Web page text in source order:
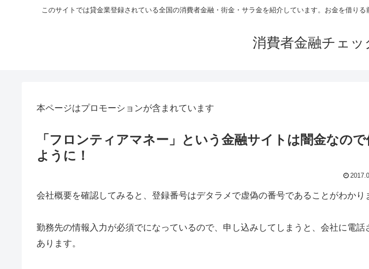
このサイトでは貸金業登録されている全国の消費者金融・街金・サラ金を紹介しています。お金を借り
消費者金融チェッ
本ページはプロモーションが含まれています
「フロンティアマネー」という金融サイトは闇金なの
ように！
会社概要を確認してみると、登録番号はデタラメで虚偽の番号であることがわかり
勤務先の情報入力が必須でになっているので、申し込みしてしまうと、会社に電話
あります。